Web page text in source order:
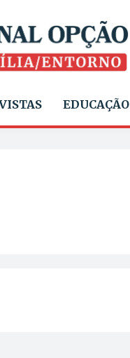
EDUCAÇÃO